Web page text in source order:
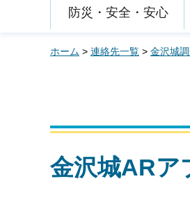
防災・安全・安心
ホーム > 連絡先一覧 > 金沢城
金沢城ARア